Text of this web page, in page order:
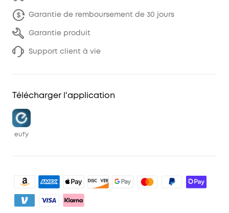
Garantie de remboursement de 30 jours
Garantie produit
Support client à vie
Télécharger l'application
eufy